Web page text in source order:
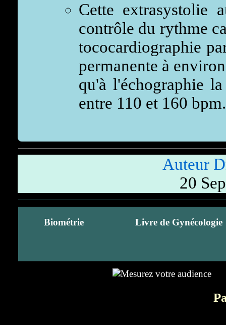
Cette extrasystolie
contrôle du rythme
tococardiographie
permanente à
qu'à l'échographie
entre 110 et 160 bpm.
Auteur
20
Biométrie Livre de Gynécologie